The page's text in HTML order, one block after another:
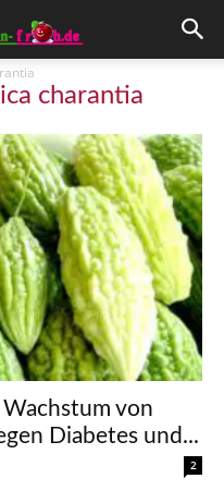
charantia
von
Diabetes und...
2